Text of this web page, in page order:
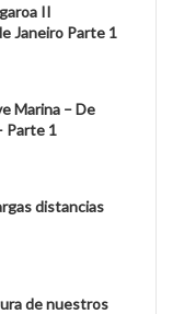
II
Janeiro Parte 1
Marina – De
Parte 1
distancias
de nuestros